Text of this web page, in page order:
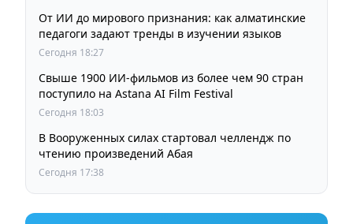
От ИИ до мирового признания: как алматинские
педагоги задают тренды в изучении языков
Сегодня 18:27
Свыше 1900 ИИ-фильмов из более чем 90 стран
поступило на Astana AI Film Festival
Сегодня 18:03
В Вооруженных силах стартовал челлендж по
чтению произведений Абая
Сегодня 17:38